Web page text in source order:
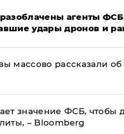
агенты
удары дронов и
массово рассказали
значение ФСБ, чтобы
– Bloomberg